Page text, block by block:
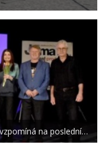
na poslední…